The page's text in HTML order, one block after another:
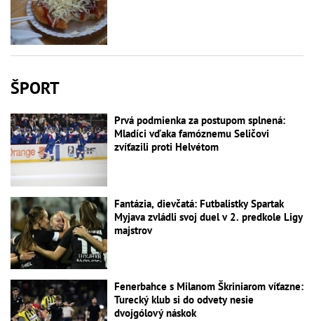
ŠPORT
Prvá podmienka za postupom splnená:
Mladíci vďaka famóznemu Seličovi
zvíťazili proti Helvétom
Fantázia, dievčatá: Futbalistky Spartak
Myjava zvládli svoj duel v 2. predkole Ligy
majstrov
Fenerbahce s Milanom Škriniarom víťazne:
Turecký klub si do odvety nesie
dvojgólový náskok